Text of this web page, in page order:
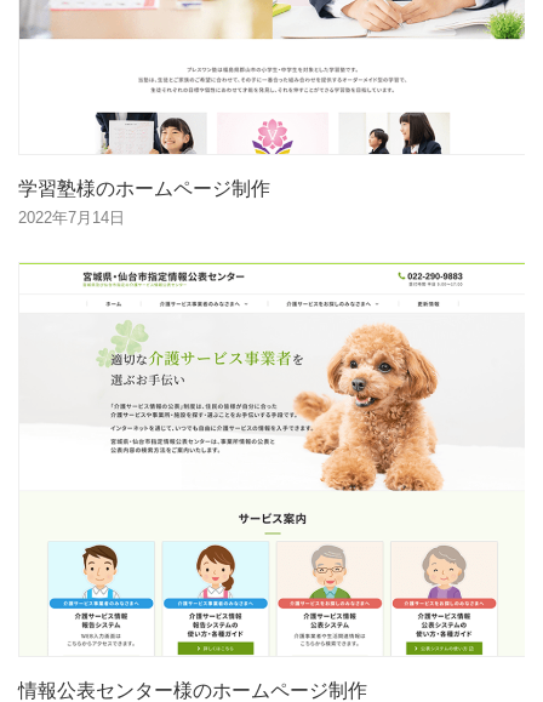
学習塾様のホームページ制作
2022年7月14日
情報公表センター様のホームページ制作